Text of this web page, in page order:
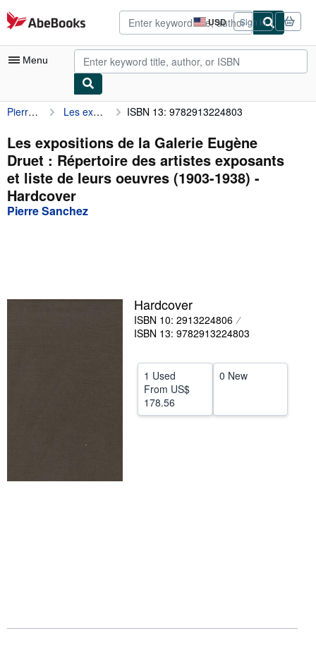
Skip to main content
AbeBooks.com USD
Site
shopping
preferences
Sign in
Menu
My Account
My Purchases
Advanced Search
Browse Collections
Rare Books
CLOSE
Pierre Sanchez Les expositions de la Galerie Eugène Druet : Répertoire des artistes exposants et liste de leurs oeuvres (1903-1938) ISBN 13: 9782913224803
Les expositions de la Galerie Eugène
Druet : Répertoire des artistes exposants
et liste de leurs oeuvres (1903-1938) -
Hardcover
Pierre Sanchez
Hardcover
ISBN 10: 2913224806
ISBN 13: 9782913224803
1 Used
From US$
178.56
0 New